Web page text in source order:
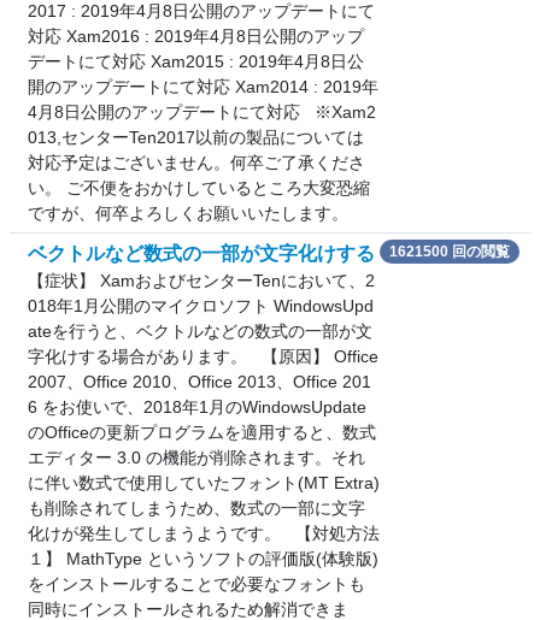
2017 : 2019年4月8日公開のアップデートにて
対応 Xam2016 : 2019年4月8日公開のアップ
デートにて対応 Xam2015 : 2019年4月8日公
開のアップデートにて対応 Xam2014 : 2019年
4月8日公開のアップデートにて対応 ※Xam2
013,センターTen2017以前の製品については
対応予定はございません。何卒ご了承くださ
い。 ご不便をおかけしているところ大変恐縮
ですが、何卒よろしくお願いいたします。
ベクトルなど数式の一部が文字化けする
【症状】 XamおよびセンターTenにおいて、2
018年1月公開のマイクロソフト WindowsUpd
ateを行うと、ベクトルなどの数式の一部が文
字化けする場合があります。 【原因】 Office
2007、Office 2010、Office 2013、Office 201
6 をお使いで、2018年1月のWindowsUpdate
のOfficeの更新プログラムを適用すると、数式
エディター 3.0 の機能が削除されます。それ
に伴い数式で使用していたフォント(MT Extra)
も削除されてしまうため、数式の一部に文字
化けが発生してしまうようです。 【対処方法
１】 MathType というソフトの評価版(体験版)
をインストールすることで必要なフォントも
同時にインストールされるため解消できま
1621500 回の閲覧